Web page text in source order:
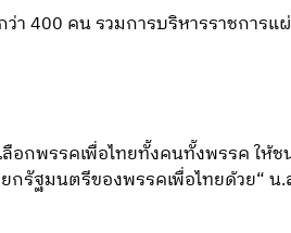
า 400 คน รวมการบริหารราชการ
กพรรคเพื่อไทยทั้งคนทั้งพรรค ให้ช
กรัฐมนตรีของพรรคเพื่อไทยด้วย“ น.